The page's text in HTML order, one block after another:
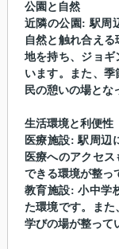
公園と自然
近隣の公園: 駅周
自然と触れ合え
地を持ち、ジョギ
います。また、
民の憩いの場とな
生活環境と利便性
医療施設: 駅周辺
医療へのアクセ
できる環境が整っ
教育施設: 小中学
た環境です。また
学びの場が整って